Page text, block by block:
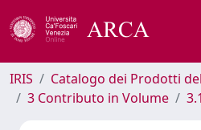
IRIS
Catalogo dei Prodotti
3 Contributo in Volume